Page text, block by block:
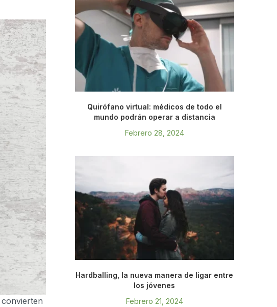
Quirófano virtual: médicos de todo el
mundo podrán operar a distancia
Febrero 28, 2024
Hardballing, la nueva manera de ligar entre
los jóvenes
Febrero 21, 2024